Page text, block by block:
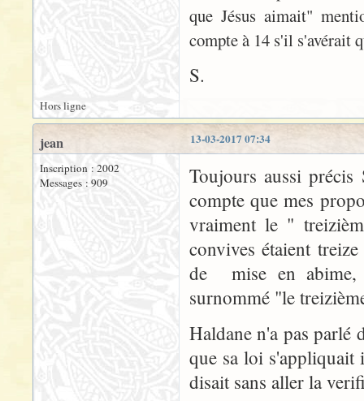
que Jésus aimait"
compte à 14 s'il s'avérait
S.
Hors ligne
13-03-2017 07:34
jean
Inscription : 2002
Messages : 909
Toujours aussi
compte que mes
vraiment le "
convives étaient
de mise en abime,
surnommé "le
Haldane n'a pas parlé
que sa loi s'appliquait
disait sans aller la